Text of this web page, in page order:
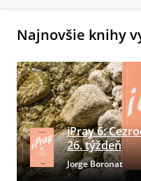
Najnovšie knihy
iPray 6:
26. týždeň
Jorge Boronat